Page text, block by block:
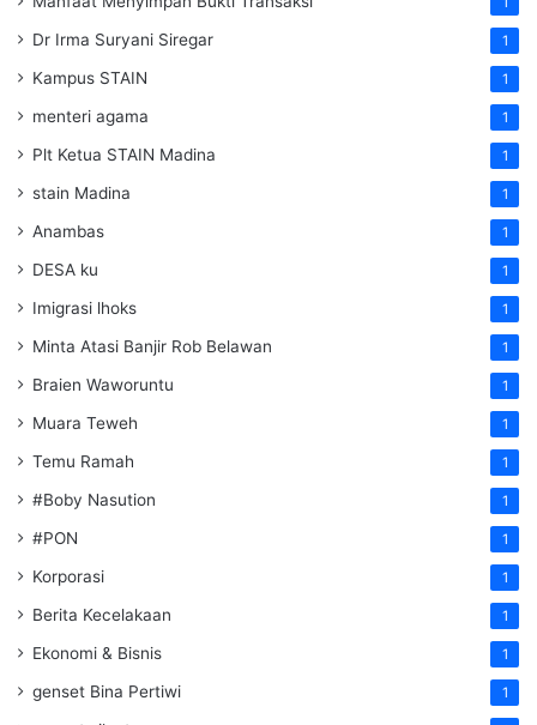
Dr Irma Suryani Siregar 1
Kampus STAIN 1
menteri agama 1
Plt Ketua STAIN Madina 1
stain Madina 1
Anambas 1
DESA ku 1
Imigrasi lhoks 1
Minta Atasi Banjir Rob Belawan 1
Braien Waworuntu 1
Muara Teweh 1
Temu Ramah 1
#Boby Nasution 1
#PON 1
Korporasi 1
Berita Kecelakaan 1
Ekonomi & Bisnis 1
genset Bina Pertiwi 1